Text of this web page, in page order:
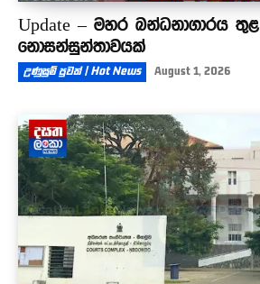
Update – මහර බන්ධනාගාරය තුළ
නොසන්සුන්තාවයක්
උණුසුම් පුවත් | Hot News August 1, 2026